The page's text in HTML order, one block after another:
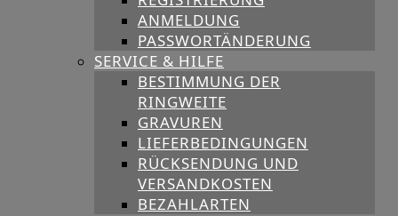
ANMELDUNG
PASSWORTÄNDERUNG
SERVICE & HILFE
BESTIMMUNG DER
RINGWEITE
GRAVUREN
LIEFERBEDINGUNGEN
RÜCKSENDUNG UND
VERSANDKOSTEN
BEZAHLARTEN